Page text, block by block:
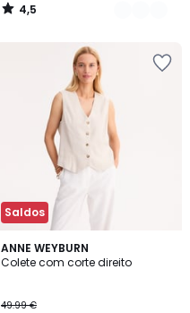
4,5
/
Saldos
ANNE WEYBURN
Colete com corte direito
49.99 €
4,7
/ 5
2
Cores